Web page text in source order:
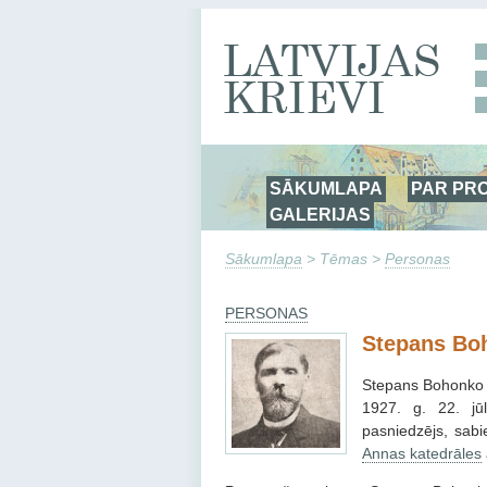
SĀKUMLAPA
PAR
GALERIJAS
Sākumlapa > Tēmas > Personas
PERSONAS
Stepans
Stepans
1927. g. 22.
pasniedzējs,
Annas katedrāles